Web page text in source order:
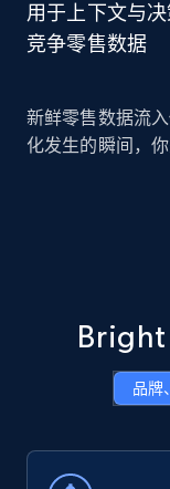
用于上下文与
竞争零售数据
新鲜零售数据流
化发生的瞬间，你
品牌